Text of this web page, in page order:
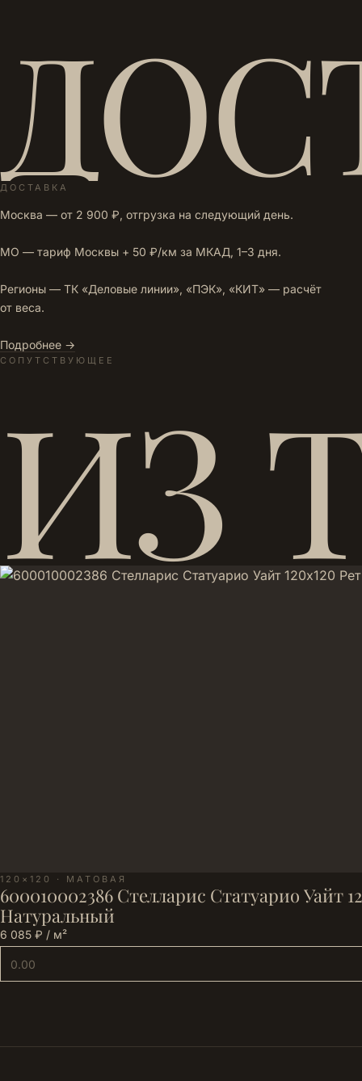
ДОСТАВКА
Москва — от 2 900 ₽, отгрузка на следующий день.
МО — тариф Москвы + 50 ₽/км за МКАД, 1–3 дня.
Регионы — ТК «Деловые линии», «ПЭК», «КИТ» — расчёт
от веса.
Подробнее →
СОПУТСТВУЮЩЕЕ
ИЗ
120×120 · МАТОВАЯ
600010002386 Стелларис Статуарио Уайт
Натуральный
6 085 ₽ / м²